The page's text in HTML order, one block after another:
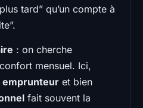
tard” qu’un compte à
: on cherche
mensuel. Ici,
emprunteur et bien
fait souvent la